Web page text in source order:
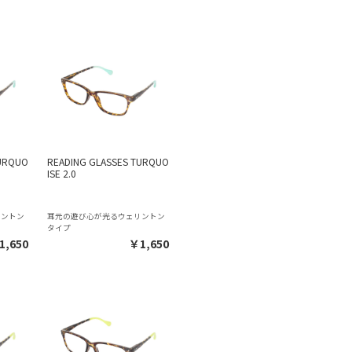
トン
READING GLASSES TURQUO
ISE 2.0
耳元の遊び心が光るウェリントン
タイプ
￥1,650